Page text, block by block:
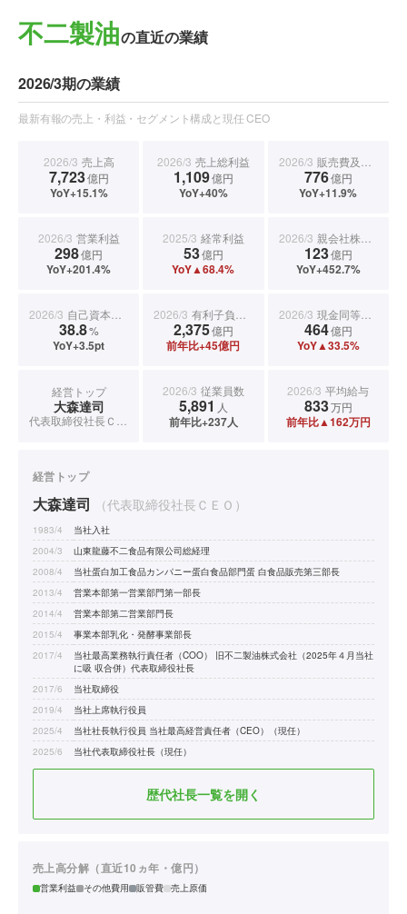
不二製油の直近の業績
2026/3期の業績
最新有報の売上・利益・セグメント構成と現任 CEO
2026/3 売上高
7,723億円
YoY+15.1%
2026/3 売上総利益
1,109億円
YoY+40%
2026/3 販売費及び一般管理費
776億円
YoY+11.9%
2026/3 営業利益
298億円
YoY+201.4%
2025/3 経常利益
53億円
YoY▲68.4%
2026/3 親会社株主に帰属する当期純利益
123億円
YoY+452.7%
2026/3 自己資本比率
38.8%
YoY+3.5pt
2026/3 有利子負債合計
2,375億円
前年比+45億円
2026/3 現金同等物期末残高
464億円
YoY▲33.5%
経営トップ
大森達司
2026/3 従業員数
5,891 人
前年比+237人
2026/3 平均給与
833万円
前年比▲162万円
経営トップ
大森達司 （代表取締役社長ＣＥＯ）
1983/4
当社入社
2004/3
山東龍藤不二食品有限公司総経理
2008/4
当社蛋白加工食品カンパニー蛋白食品部門蛋 白食品販売第三部長
2013/4
営業本部第一営業部門第一部長
2014/4
営業本部第二営業部門長
2015/4
事業本部乳化・発酵事業部長
2017/4
当社最高業務執行責任者（COO） 旧不二製油株式会社（2025年４月当社
に吸 収合併）代表取締役社長
2017/6
当社取締役
2019/4
当社上席執行役員
2025/4
当社社長執行役員 当社最高経営責任者（CEO）（現任）
2025/6
当社代表取締役社長（現任）
歴代社長一覧を開く
売上高分解（直近10ヵ年・億円）
営業利益 その他費用 販管費 売上原価